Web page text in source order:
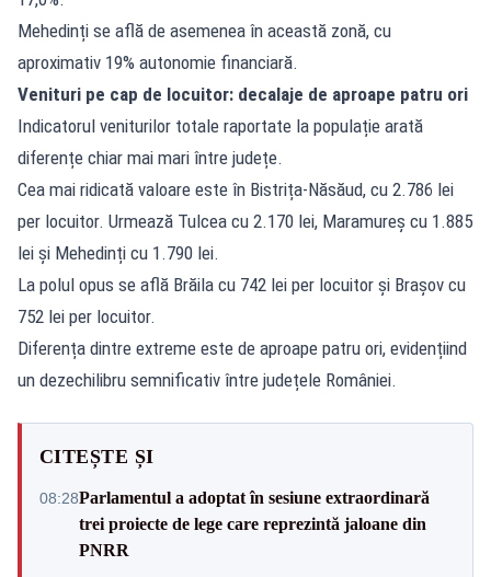
Mehedinți se află de asemenea în această zonă, cu
aproximativ 19% autonomie financiară.
Venituri pe cap de locuitor: decalaje de aproape patru ori
Indicatorul veniturilor totale raportate la populație arată
diferențe chiar mai mari între județe.
Cea mai ridicată valoare este în Bistrița-Năsăud, cu 2.786 lei
per locuitor. Urmează Tulcea cu 2.170 lei, Maramureș cu 1.885
lei și Mehedinți cu 1.790 lei.
La polul opus se află Brăila cu 742 lei per locuitor și Brașov cu
752 lei per locuitor.
Diferența dintre extreme este de aproape patru ori, evidențiind
un dezechilibru semnificativ între județele României.
CITEȘTE ȘI
08:28Parlamentul a adoptat în sesiune extraordinară
trei proiecte de lege care reprezintă jaloane din
PNRR